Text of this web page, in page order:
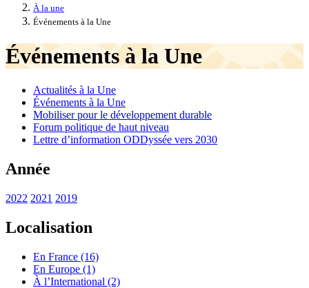
À la une
Événements à la Une
Événements à la Une
Actualités à la Une
Événements à la Une
Mobiliser pour le développement durable
Forum politique de haut niveau
Lettre d’information ODDyssée vers 2030
Année
2022 2021 2019
Localisation
En France (16)
En Europe (1)
À l’International (2)